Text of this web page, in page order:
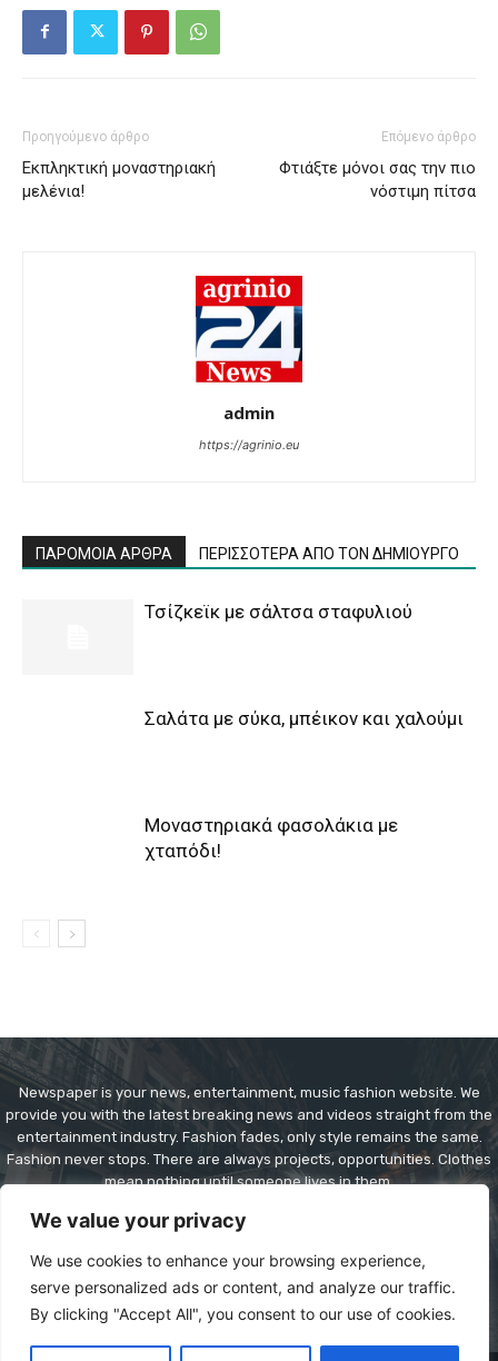
We value your privacy
We use cookies to enhance your browsing experience,
serve personalized ads or content, and analyze our traffic.
By clicking "Accept All", you consent to our use of cookies.
Προηγούμενο άρθρο
Εκπληκτική μοναστηριακή
μελένια!
Επόμενο άρθρο
Φτιάξτε μόνοι σας την πιο
νόστιμη πίτσα
admin
https://agrinio.eu
ΠΑΡΟΜΟΙΑ ΑΡΘΡΑ ΠΕΡΙΣΣΟΤΕΡΑ ΑΠΟ ΤΟΝ ΔΗΜΙΟΥΡΓΟ
Τσίζκεϊκ με σάλτσα σταφυλιού
Σαλάτα με σύκα, μπέικον και χαλούμι
Μοναστηριακά φασολάκια με
χταπόδι!
Newspaper is your news, entertainment, music fashion website. We
provide you with the latest breaking news and videos straight from the
entertainment industry. Fashion fades, only style remains the same.
Fashion never stops. There are always projects, opportunities. Clothes
mean nothing until someone lives in them.
Contact us:contact@yoursite.com